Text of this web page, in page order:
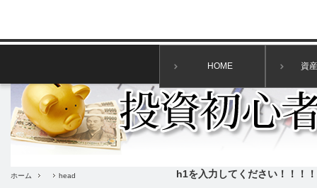
HOME 資
h1を入力してください！！！！
ホーム head